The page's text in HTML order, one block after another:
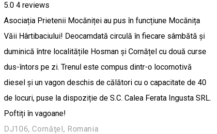
5.0 4 reviews
Asociația Prietenii Mocăniței au pus în funcțiune Mocănița
Văii Hârtibaciului! Deocamdată circulă în fiecare sâmbătă și
duminică între localitățile Hosman și Cornățel cu două curse
dus-întors pe zi. Trenul este compus dintr-o locomotivă
diesel și un vagon deschis de călători cu o capacitate de 40
de locuri, puse la dispoziție de S.C. Calea Ferata Ingusta SRL.
Poftiți în vagoane!
DJ106, Cornăţel, Romania